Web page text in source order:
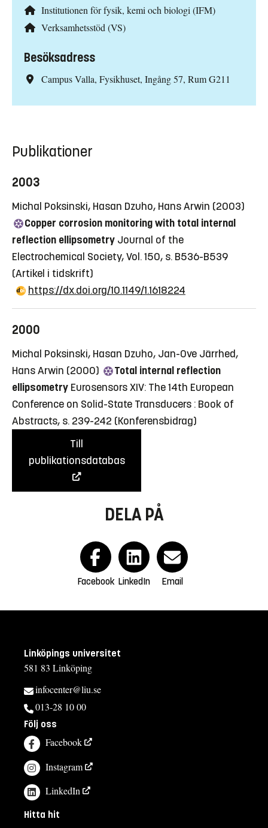
Institutionen för fysik, kemi och biologi (IFM)
Verksamhetsstöd (VS)
Besöksadress
Campus Valla, Fysikhuset, Ingång 57, Rum G211
Publikationer
2003
Michal Poksinski, Hasan Dzuho, Hans Arwin (2003)
Copper corrosion monitoring with total internal
reflection ellipsometry Journal of the
Electrochemical Society, Vol. 150, s. B536-B539
(Artikel i tidskrift)
https://dx.doi.org/10.1149/1.1618224
2000
Michal Poksinski, Hasan Dzuho, Jan-Ove Järrhed,
Hans Arwin (2000)
Total internal reflection
ellipsometry Eurosensors XIV: The 14th European
Conference on Solid-State Transducers : Book of
Abstracts, s. 239-242 (Konferensbidrag)
Till
publikationsdatabas
DELA PÅ
Facebook LinkedIn Email
Linköpings universitet
581 83 Linköping
infocenter@liu.se
013-28 10 00
Följ oss
Facebook
Instagram
LinkedIn
Hitta hit